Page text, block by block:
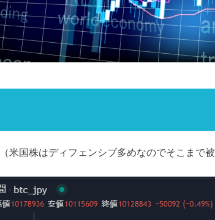
米国株はディフェンシブ多めなのでそこまで被